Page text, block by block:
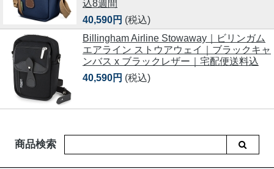
込8週間
40,590円 (税込)
Billingham Airline Stowaway｜ビリンガム
エアライン ストウアウェイ｜ブラックキャ
ンバス x ブラックレザー｜宅配便送料込
40,590円 (税込)
商品検索